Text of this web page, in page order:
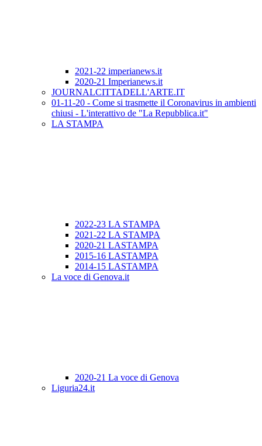
2021-22 imperianews.it
2020-21 Imperianews.it
JOURNALCITTADELL'ARTE.IT
01-11-20 - Come si trasmette il Coronavirus in ambienti
chiusi - L'interattivo de "La Repubblica.it"
LA STAMPA
2022-23 LA STAMPA
2021-22 LA STAMPA
2020-21 LASTAMPA
2015-16 LASTAMPA
2014-15 LASTAMPA
La voce di Genova.it
2020-21 La voce di Genova
Liguria24.it